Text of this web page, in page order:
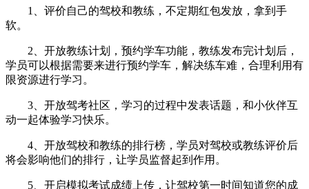
1、评价自己的驾校和教练，不定期红包发放，拿到手
软。
2、开放教练计划，预约学车功能，教练发布完计划后，
学员可以根据需要来进行预约学车，解决练车难，合理利用有
限资源进行学习。
3、开放驾考社区，学习的过程中发表话题，和小伙伴互
动一起体验学习快乐。
4、开放驾校和教练的排行榜，学员对驾校或教练评价后
将会影响他们的排行，让学员监督起到作用。
5、开启模拟考试成绩上传，让驾校第一时间知道您的成